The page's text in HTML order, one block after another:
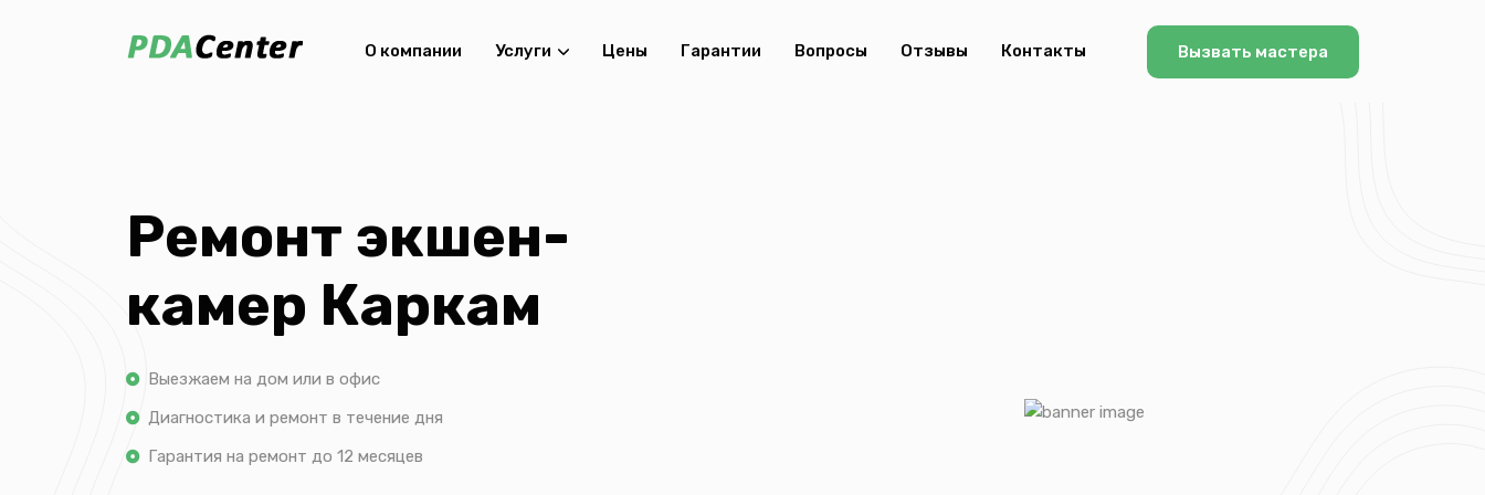
О компании Услуги Цены Гарантии Вопросы Отзывы Контакты Вызвать мастера
Ремонт экшен-
камер Каркам
Выезжаем на дом или в офис
Диагностика и ремонт в течение дня
Гарантия на ремонт до 12 месяцев